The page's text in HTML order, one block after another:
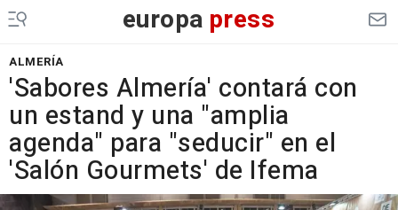
europa press
ALMERÍA
'Sabores Almería' contará con
un estand y una "amplia
agenda" para "seducir" en el
'Salón Gourmets' de Ifema